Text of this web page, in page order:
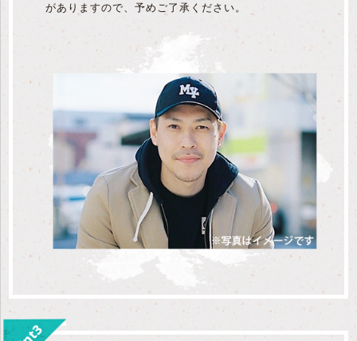
がありますので、予めご了承ください。